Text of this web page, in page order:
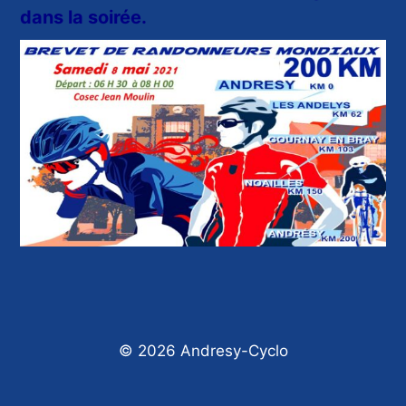
dans la soirée.
© 2026 Andresy-Cyclo